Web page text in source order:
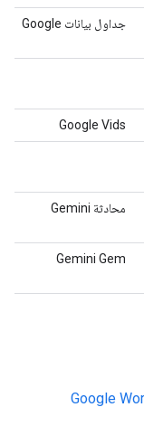
جداول بيانات Google
Google Vids
محادثة Gemini
Gemini Gem